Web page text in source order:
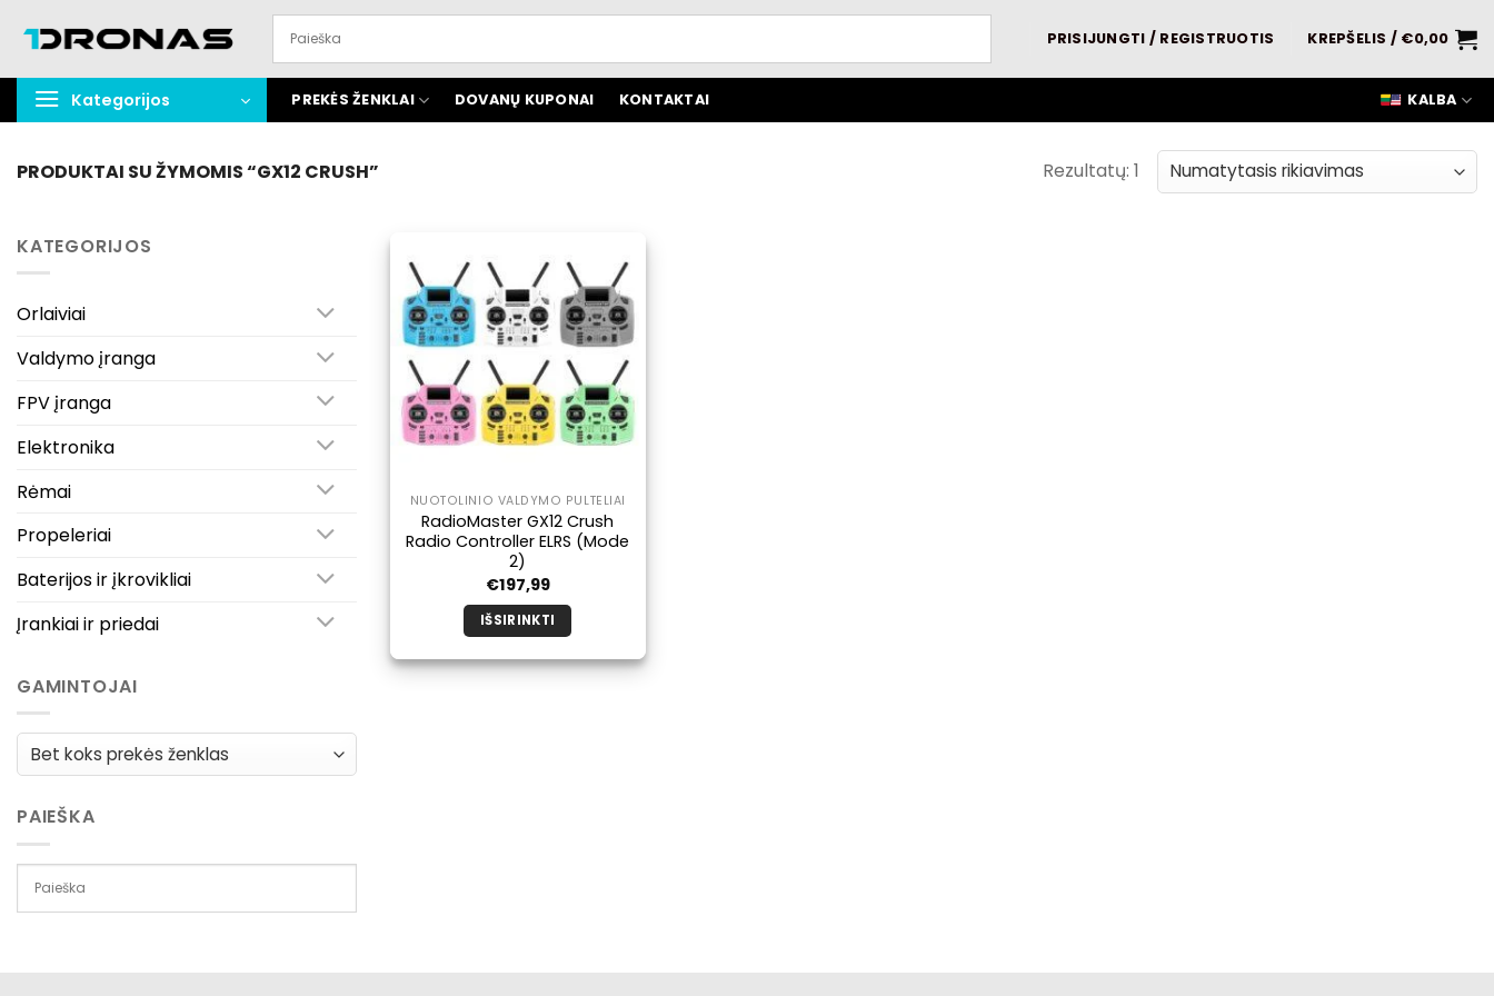
turinį
PRISIJUNGTI / REGISTRUOTIS KREPŠELIS / €0,00
Kategorijos PREKĖS ŽENKLAI DOVANŲ KUPONAI KONTAKTAI KALBA
PRODUKTAI SU ŽYMOMIS “GX12 CRUSH” Rezultatų: 1
KATEGORIJOS
Orlaiviai
Valdymo įranga
FPV įranga
Elektronika
Rėmai
Propeleriai
Baterijos ir įkrovikliai
Įrankiai ir priedai
GAMINTOJAI
PAIEŠKA
NUOTOLINIO VALDYMO PULTELIAI
RadioMaster GX12 Crush
Radio Controller ELRS (Mode
2)
€197,99
IŠSIRINKTI
produktas